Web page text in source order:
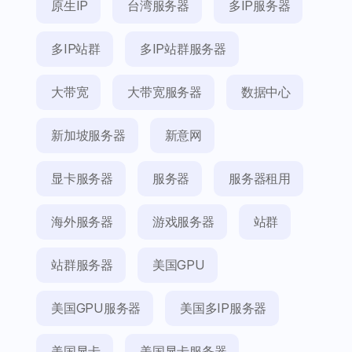
原生IP 台湾服务器 多IP服务器
多IP站群 多IP站群服务器
大带宽 大带宽服务器 数据中心
新加坡服务器 新意网
显卡服务器 服务器 服务器租用
海外服务器 游戏服务器 站群
站群服务器 美国GPU
美国GPU服务器 美国多IP服务器